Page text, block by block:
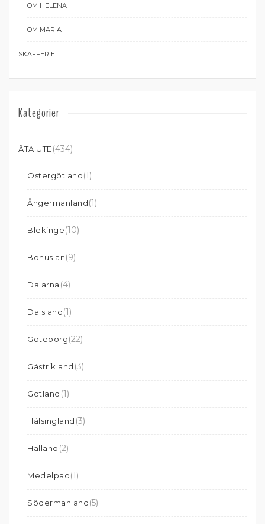
OM HELENA
OM MARIA
SKAFFERIET
Kategorier
ÄTA UTE(434)
Östergötland(1)
Ångermanland(1)
Blekinge(10)
Bohuslän(9)
Dalarna (4)
Dalsland(1)
Göteborg(22)
Gästrikland (3)
Gotland (1)
Hälsingland (3)
Halland (2)
Medelpad(1)
Södermanland(5)